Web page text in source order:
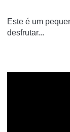
Este é um
desfrutar...